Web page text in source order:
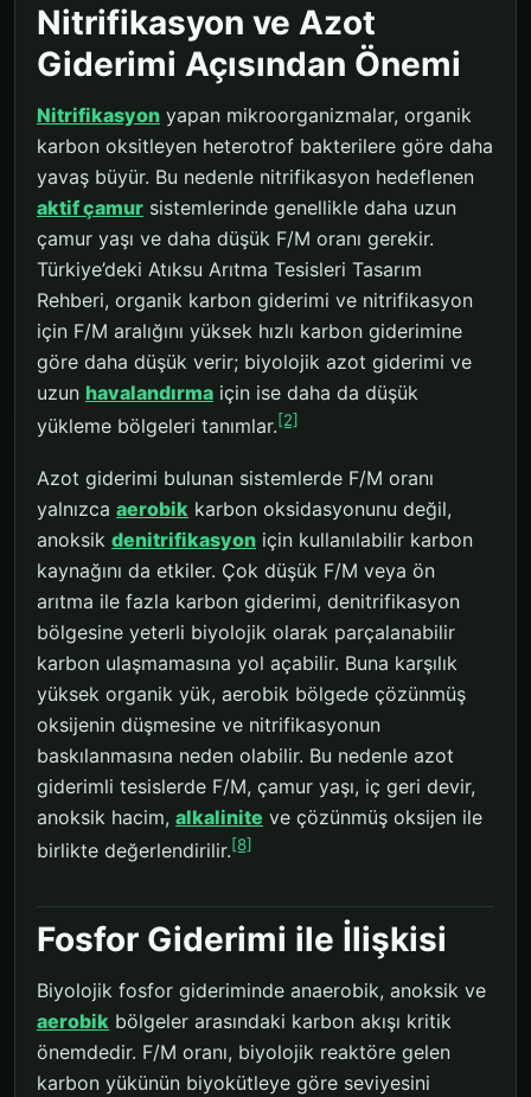
Nitrifikasyon ve Azot
Giderimi Açısından Önemi
Nitrifikasyon yapan mikroorganizmalar, organik
karbon oksitleyen heterotrof bakterilere göre daha
yavaş büyür. Bu nedenle nitrifikasyon hedeflenen
aktif çamur sistemlerinde genellikle daha uzun
çamur yaşı ve daha düşük F/M oranı gerekir.
Türkiye’deki Atıksu Arıtma Tesisleri Tasarım
Rehberi, organik karbon giderimi ve nitrifikasyon
için F/M aralığını yüksek hızlı karbon giderimine
göre daha düşük verir; biyolojik azot giderimi ve
uzun havalandırma için ise daha da düşük
yükleme bölgeleri tanımlar.[2]
Azot giderimi bulunan sistemlerde F/M oranı
yalnızca aerobik karbon oksidasyonunu değil,
anoksik denitrifikasyon için kullanılabilir karbon
kaynağını da etkiler. Çok düşük F/M veya ön
arıtma ile fazla karbon giderimi, denitrifikasyon
bölgesine yeterli biyolojik olarak parçalanabilir
karbon ulaşmamasına yol açabilir. Buna karşılık
yüksek organik yük, aerobik bölgede çözünmüş
oksijenin düşmesine ve nitrifikasyonun
baskılanmasına neden olabilir. Bu nedenle azot
giderimli tesislerde F/M, çamur yaşı, iç geri devir,
anoksik hacim, alkalinite ve çözünmüş oksijen ile
birlikte değerlendirilir.[8]
Fosfor Giderimi ile İlişkisi
Biyolojik fosfor gideriminde anaerobik, anoksik ve
aerobik bölgeler arasındaki karbon akışı kritik
önemdedir. F/M oranı, biyolojik reaktöre gelen
karbon yükünün biyokütleye göre seviyesini